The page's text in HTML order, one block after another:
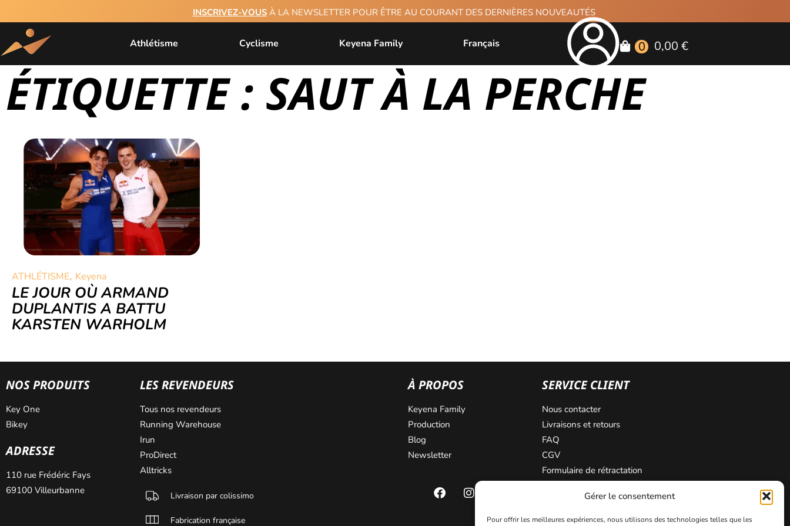
Gérer le consentement
Pour offrir les meilleures expériences, nous utilisons des technologies telles que les
INSCRIVEZ-VOUSÀ LA NEWSLETTER POUR ÊTRE AU COURANT DES DERNIÈRES NOUVEAUTÉS
Athlétisme Cyclisme Keyena Family Français 0 0,00 €
ÉTIQUETTE : SAUT À LA PERCHE
ATHLÉTISME, Keyena
LE JOUR OÙ ARMAND
DUPLANTIS A BATTU
KARSTEN WARHOLM
NOS PRODUITS
Key One
Bikey
ADRESSE
110 rue Frédéric Fays
69100 Villeurbanne
LES REVENDEURS
Tous nos revendeurs
Running Warehouse
Irun
ProDirect
Alltricks
Livraison par colissimo
Fabrication française
À PROPOS
Keyena Family
Production
Blog
Newsletter
SERVICE CLIENT
Nous contacter
Livraisons et retours
FAQ
CGV
Formulaire de rétractation